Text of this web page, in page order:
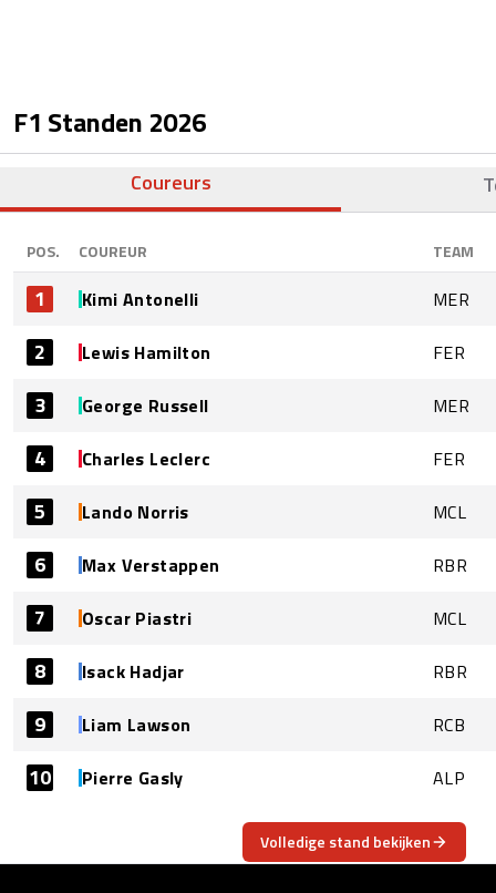
F1 Standen 2026
Coureurs
POS. COUREUR TEAM
1 Kimi Antonelli MER
2 Lewis Hamilton FER
3 George Russell MER
4 Charles Leclerc FER
5 Lando Norris MCL
6 Max Verstappen RBR
7 Oscar Piastri MCL
8 Isack Hadjar RBR
9 Liam Lawson RCB
10 Pierre Gasly ALP
Volledige stand bekijken